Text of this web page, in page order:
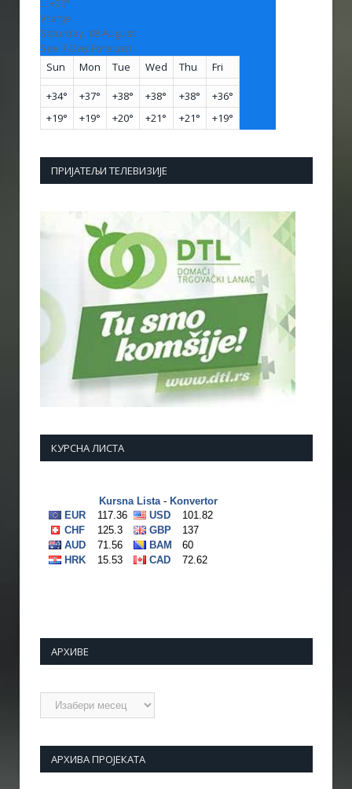
L: +20°
Vranje
Saturday, 08 August
See 7-Day Forecast
Sun
Mon Tue Wed Thu Fri
+34° +37° +38° +38° +38° +36°
+19° +19° +20° +21° +21° +19°
ПРИЈАТЕЉИ ТЕЛЕВИЗИЈЕ
КУРСНА ЛИСТА
АРХИВЕ
Архиве
АРХИВА ПРОЈЕКАТА